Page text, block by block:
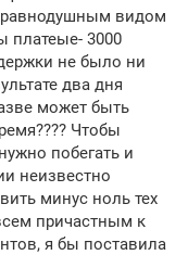
равнодушным видом
платеые- 3000
не было ни
два дня
может быть
Чтобы
побегать и
неизвестно
минус ноль тех
причастным к
я бы поставила